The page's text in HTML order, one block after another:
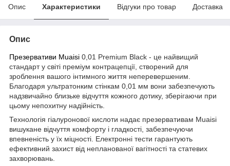
Опис Характеристики Відгуки про товар Доставка
Опис
Презервативи Muaisi 0,01 Premium Black - це найвищий
стандарт у світі преміум контрацепції, створений для
зроблення вашого інтимного життя неперевершеним.
Благодаря ультратонким стінкам 0,01 мм вони забезпечують
надзвичайно близьке відчуття кожного дотику, зберігаючи при
цьому непохитну надійність.
Технологія гіалуронової кислоти надає презервативам Muaisi
вишукане відчуття комфорту і гладкості, забезпечуючи
впевненість у їх міцності. Електронні тести гарантують
ефективний захист від непланованої вагітності та статевих
захворювань.